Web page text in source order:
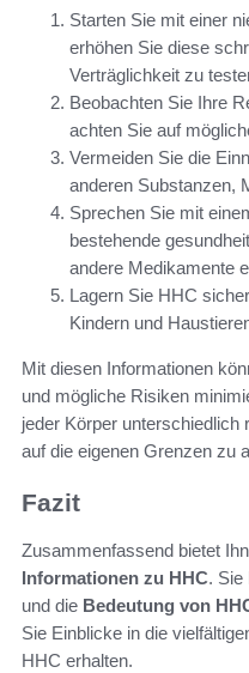
Starten Sie mit einer
erhöhen Sie diese
Verträglichkeit zu
Beobachten Sie Ihre
achten Sie auf
Vermeiden Sie die
anderen Substanzen,
Sprechen Sie mit
bestehende
andere Medikamente
Lagern Sie HHC
Kindern und
Mit diesen Informationen
und mögliche Risiken
jeder Körper unterschiedlich
auf die eigenen Grenzen zu
Fazit
Zusammenfassend bietet
Informationen zu HHC. Sie
und die Bedeutung von
Sie Einblicke in die
HHC erhalten.